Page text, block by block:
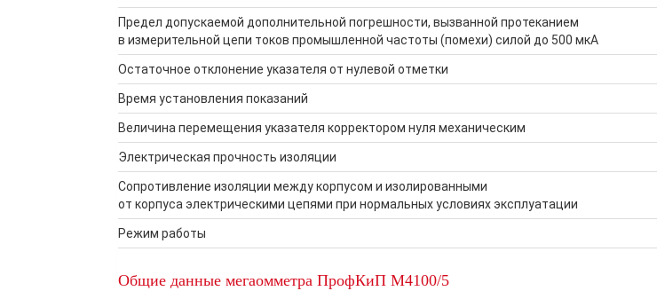
Предел допускаемой дополнительной погрешности, вызванной протеканием
в измерительной цепи токов промышленной частоты (помехи) силой до 500 мкА
Остаточное отклонение указателя от нулевой отметки
Время установления показаний
Величина перемещения указателя корректором нуля механическим
Электрическая прочность изоляции
Сопротивление изоляции между корпусом и изолированными
от корпуса электрическими цепями при нормальных условиях эксплуатации
Режим работы
Общие данные мегаомметра ПрофКиП М4100/5